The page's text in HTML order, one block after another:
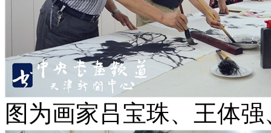
图为画家吕宝珠、王体